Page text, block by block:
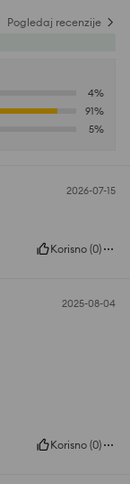
Pogledaj recenzije
4%
91%
5%
2026-07-15
Korisno (0)
2025-08-04
Korisno (0)